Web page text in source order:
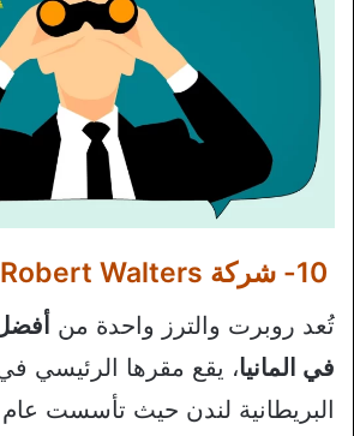
10- شركة Robert Walters
تُعد روبرت والترز واحدة من
في المانيا، يقع مقرها الرئيسي
البريطانية لندن حيث تأسست عام